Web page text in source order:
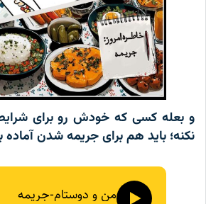
کسی که خودش رو برای شرایط
باید هم برای جریمه شدن آماده